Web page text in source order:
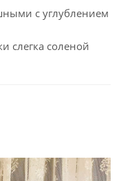
с углублением
слегка соленой